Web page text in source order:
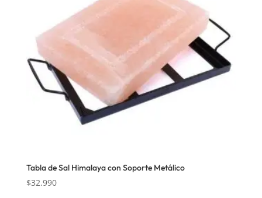
Tabla de Sal Himalaya con Soporte Metálico
$32.990